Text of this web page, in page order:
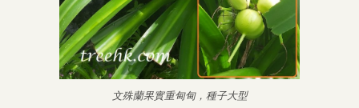
文殊蘭果實重甸甸，種子大型